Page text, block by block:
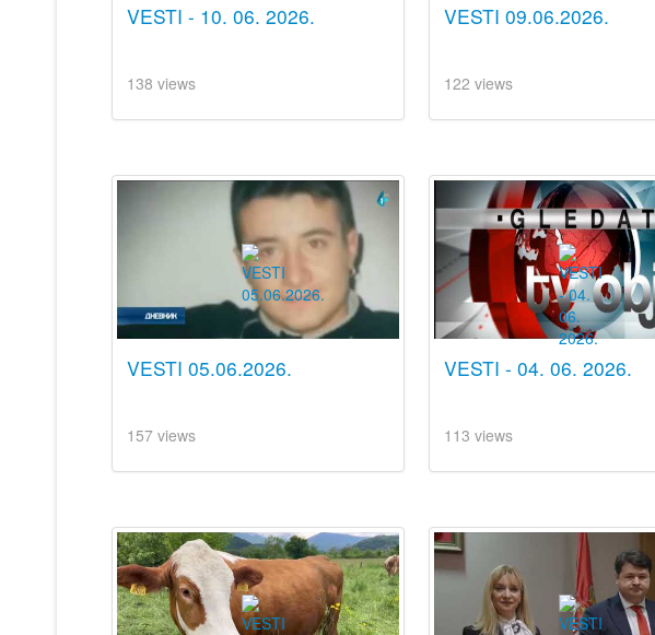
VESTI - 10. 06. 2026.
138 views
VESTI 09.06.2026.
122 views
VESTI 05.06.2026.
157 views
VESTI - 04. 06. 2026.
113 views